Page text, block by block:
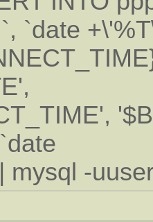
`date
mysql -